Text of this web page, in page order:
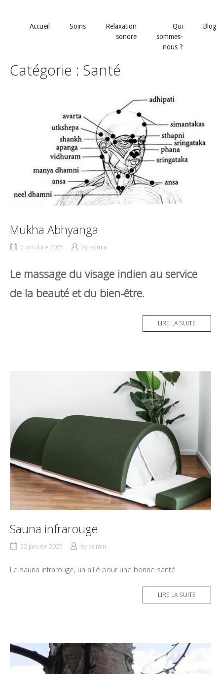
Accueil Soins
Relaxation
sonore
Qui
sommes-
nous ?
Blog
Catégorie : Santé
Mukha Abhyanga
7 octobre 2025 byadmin
Le massage du visage indien au service
de la beauté et du bien-être.
LIRE LA SUITE
Sauna infrarouge
22 janvier 2025 byadmin
Le sauna infrarouge, un allié pour une bonne santé
LIRE LA SUITE